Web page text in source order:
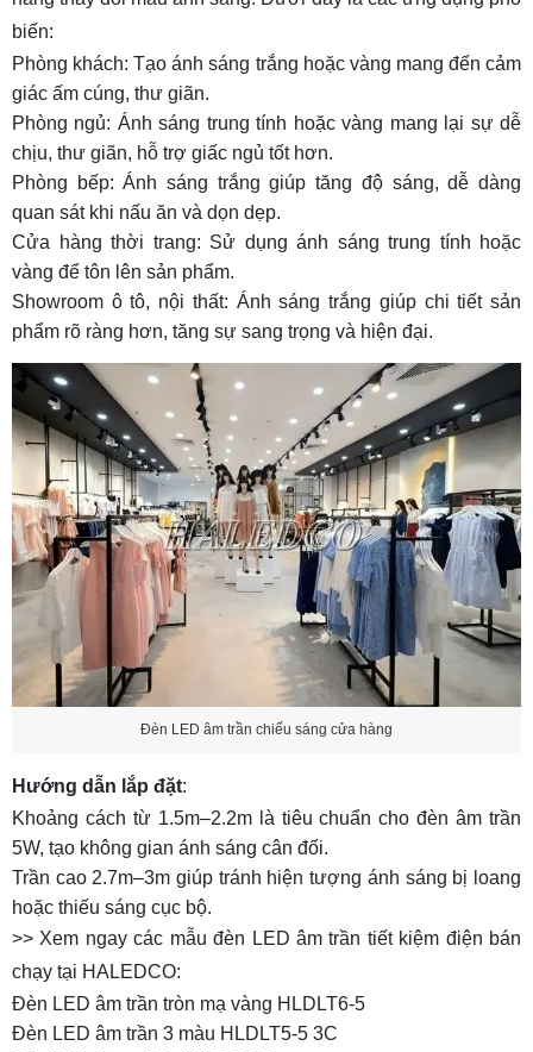
biến:
Phòng khách: Tạo ánh sáng trắng hoặc vàng mang đến cảm
giác ấm cúng, thư giãn.
Phòng ngủ: Ánh sáng trung tính hoặc vàng mang lại sự dễ
chịu, thư giãn, hỗ trợ giấc ngủ tốt hơn.
Phòng bếp: Ánh sáng trắng giúp tăng độ sáng, dễ dàng
quan sát khi nấu ăn và dọn dẹp.
Cửa hàng thời trang: Sử dụng ánh sáng trung tính hoặc
vàng để tôn lên sản phẩm.
Showroom ô tô, nội thất: Ánh sáng trắng giúp chi tiết sản
phẩm rõ ràng hơn, tăng sự sang trọng và hiện đại.
Đèn LED âm trần chiếu sáng cửa hàng
Hướng dẫn lắp đặt:
Khoảng cách từ 1.5m–2.2m là tiêu chuẩn cho đèn âm trần
5W, tạo không gian ánh sáng cân đối.
Trần cao 2.7m–3m giúp tránh hiện tượng ánh sáng bị loang
hoặc thiếu sáng cục bộ.
>> Xem ngay các mẫu đèn LED âm trần tiết kiệm điện bán
chạy tại HALEDCO:
Đèn LED âm trần tròn mạ vàng HLDLT6-5
Đèn LED âm trần 3 màu HLDLT5-5 3C